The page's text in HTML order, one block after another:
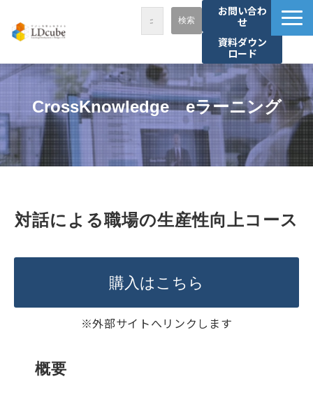
お問い合わ
せ
資料ダウン
ロード
LDcubeが選ばれる理由
サービス一覧
課題から探す
事例紹介
資料ダウンロード
CrossKnowledge　eラーニング
対話による職場の生産性向上コース
購入はこちら
※外部サイトへリンクします
概要